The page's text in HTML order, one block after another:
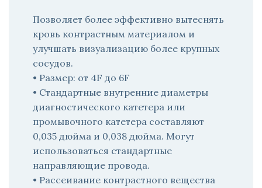
Позволяет более эффективно вытеснять
кровь контрастным материалом и
улучшать визуализацию более крупных
сосудов.
• Размер: от 4F до 6F
• Стандартные внутренние диаметры
диагностического катетера или
промывочного катетера составляют
0,035 дюйма и 0,038 дюйма. Могут
использоваться стандартные
направляющие провода.
• Рассеивание контрастного вещества